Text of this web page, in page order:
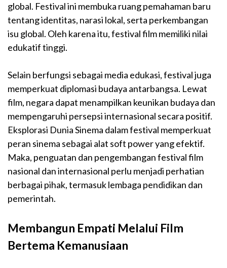
global. Festival ini membuka ruang pemahaman baru
tentang identitas, narasi lokal, serta perkembangan
isu global. Oleh karena itu, festival film memiliki nilai
edukatif tinggi.
Selain berfungsi sebagai media edukasi, festival juga
memperkuat diplomasi budaya antarbangsa. Lewat
film, negara dapat menampilkan keunikan budaya dan
mempengaruhi persepsi internasional secara positif.
Eksplorasi Dunia Sinema dalam festival memperkuat
peran sinema sebagai alat soft power yang efektif.
Maka, penguatan dan pengembangan festival film
nasional dan internasional perlu menjadi perhatian
berbagai pihak, termasuk lembaga pendidikan dan
pemerintah.
Membangun Empati Melalui Film
Bertema Kemanusiaan